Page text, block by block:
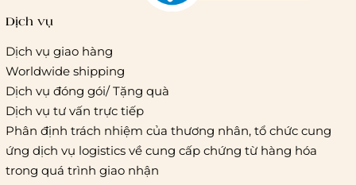
Giao hàng tiêu chuẩn:
Hồ Chí Minh:
Áp dụng theo bảng giá cước của ĐVVC
Vietelpost/ Giaohangtietkiem và 1 số đối tác vận chuyển
Hà Nội và các tỉnh thành khác:
Áp dụng theo bảng giá
cước của ĐVVC Vietelpost/ Giaohangtietkiem... và 1 số đối
Dịch vụ
Dịch vụ giao hàng
Worldwide shipping
Dịch vụ đóng gói/ Tặng quà
Dịch vụ tư vấn trực tiếp
Phân định trách nhiệm của thương nhân, tổ chức cung
ứng dịch vụ logistics về cung cấp chứng từ hàng hóa
trong quá trình giao nhận